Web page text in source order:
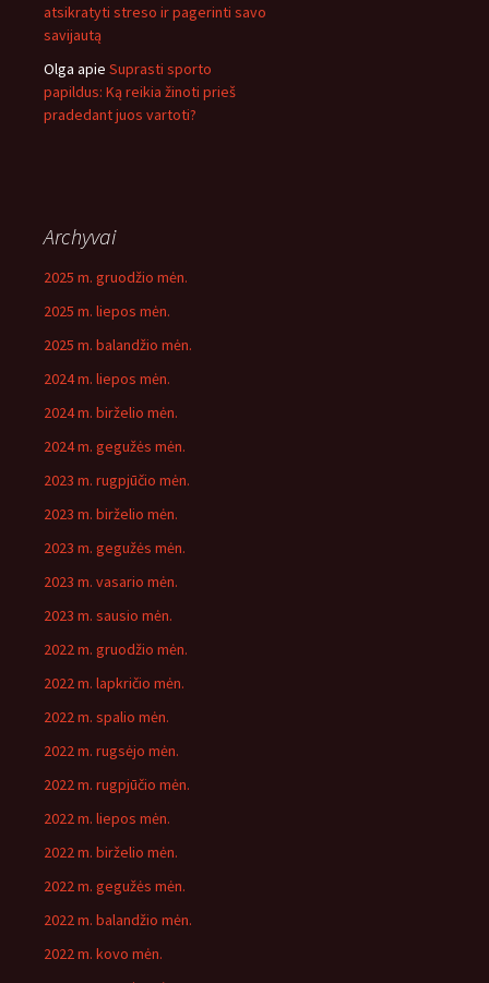
atsikratyti streso ir pagerinti savo
savijautą
Olga apie Suprasti sporto
papildus: Ką reikia žinoti prieš
pradedant juos vartoti?
Archyvai
2025 m. gruodžio mėn.
2025 m. liepos mėn.
2025 m. balandžio mėn.
2024 m. liepos mėn.
2024 m. birželio mėn.
2024 m. gegužės mėn.
2023 m. rugpjūčio mėn.
2023 m. birželio mėn.
2023 m. gegužės mėn.
2023 m. vasario mėn.
2023 m. sausio mėn.
2022 m. gruodžio mėn.
2022 m. lapkričio mėn.
2022 m. spalio mėn.
2022 m. rugsėjo mėn.
2022 m. rugpjūčio mėn.
2022 m. liepos mėn.
2022 m. birželio mėn.
2022 m. gegužės mėn.
2022 m. balandžio mėn.
2022 m. kovo mėn.